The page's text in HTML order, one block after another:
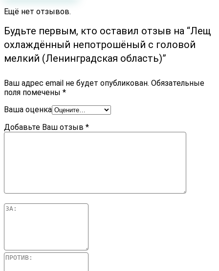
Ещё нет отзывов.
Будьте первым, кто оставил отзыв на “Лещ
охлаждённый непотрошёный с головой
мелкий (Ленинградская область)”
Ваш адрес email не будет опубликован. Обязательные
поля помечены *
Ваша оценка
Добавьте Ваш отзыв *